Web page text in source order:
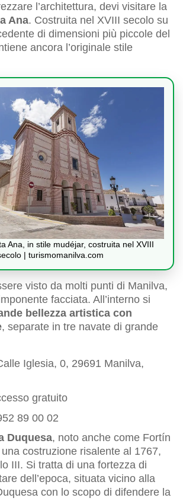
l’architettura, devi visitare la
Ana. Costruita nel XVIII secolo su
di dimensioni più piccole del
ancora l’originale stile
Ana, in stile mudéjar, costruita nel XVIII
| turismomanilva.com
visto da molti punti di Manilva,
facciata. All’interno si
bellezza artistica con
, separate in tre navate di grande
Iglesia, 0, 29691 Manilva,
gratuito
89 00 02
Duquesa, noto anche come Fortín
costruzione risalente al 1767,
III. Si tratta di una fortezza di
dell’epoca, situata vicino alla
con lo scopo di difendere la